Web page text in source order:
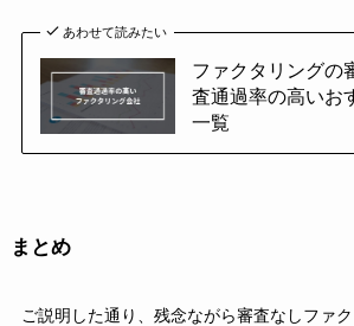
あわせて読みたい
ファクタリングの
査通過率の高いお
一覧
まとめ
ご説明した通り、残念ながら審査なしファ